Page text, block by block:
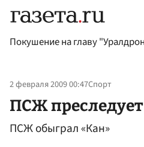
Покушение на главу
2 февраля 2009 00:47Спорт
ПСЖ
ПСЖ обыграл «Кан»